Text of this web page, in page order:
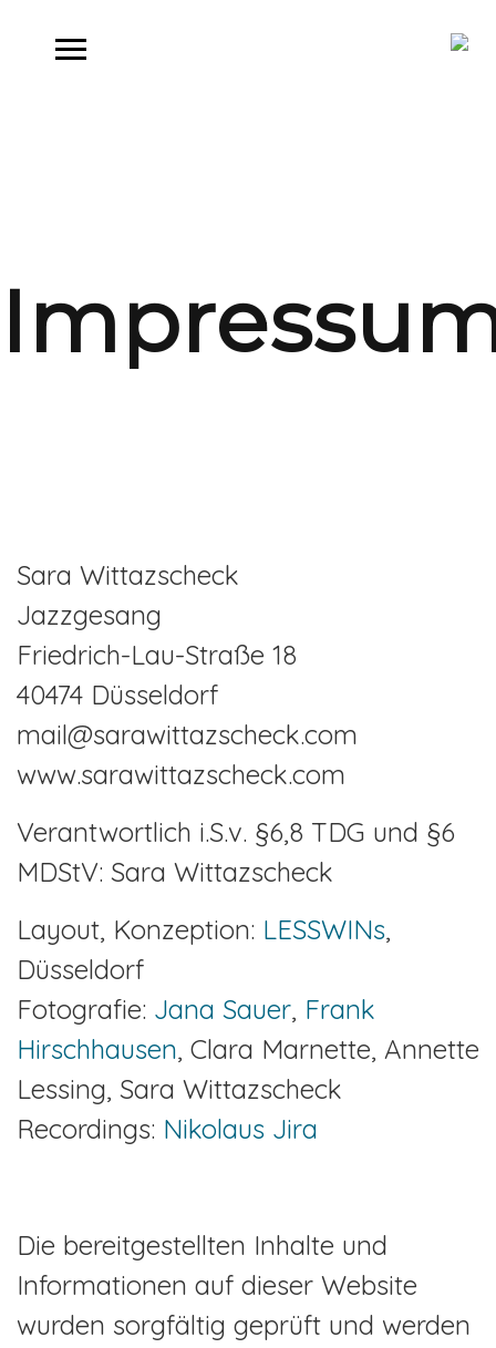
Sara Wittazscheck
Jazzgesang
Friedrich-Lau-Straße 18
40474 Düsseldorf
mail@sarawittazscheck.com
www.sarawittazscheck.com
Verantwortlich i.S.v. §6,8 TDG und §6
MDStV: Sara Wittazscheck
Layout, Konzeption: LESSWINs,
Düsseldorf
Fotografie: Jana Sauer, Frank
Hirschhausen, Clara Marnette, Annette
Lessing, Sara Wittazscheck
Recordings: Nikolaus Jira
Die bereitgestellten Inhalte und
Informationen auf dieser Website
wurden sorgfältig geprüft und werden